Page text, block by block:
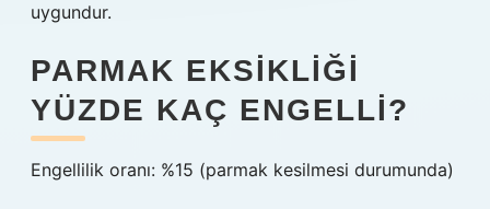
uygundur.
PARMAK EKSIKLIĞI
YÜZDE KAÇ ENGELLI?
Engellilik oranı: %15 (parmak kesilmesi durumunda)